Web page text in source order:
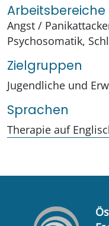
Arbeitsbereiche
Angst /
Psychosomatik,
Zielgruppen
Jugendliche und
Sprachen
Therapie auf